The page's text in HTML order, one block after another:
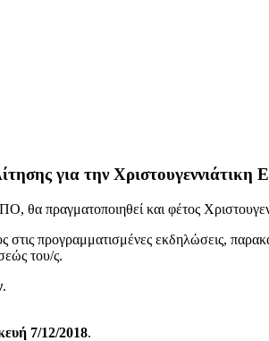
για την
θα πραγματοποιηθεί και φέτος
στις προγραμματισμένες εκδηλώσεις,
του/ς.
.
7/12/2018.